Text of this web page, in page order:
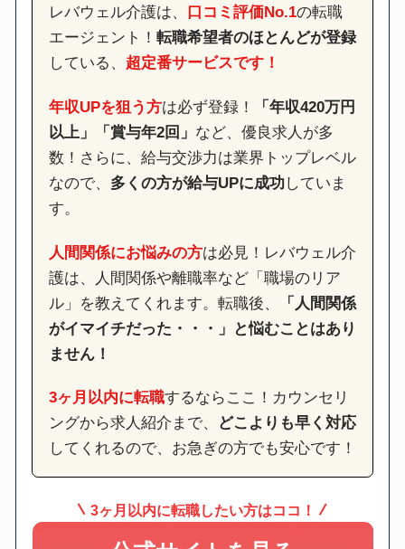
レバウェル介護は、 口コミ評価No.1の転職
エージェント！ 転職希望者のほとんどが登録
している、 超定番サービスです！
年収UPを狙う方は必ず登録！
「年収420万円
以上」「賞与年2回」 など、優良求人が多
数！さらに、給与交渉力は業界トップレベル
なので、 多くの方が給与UPに成功していま
す。
人間関係にお悩みの方は必見！レバウェル介
護は、人間関係や離職率など「職場のリア
ル」を教えてくれます。転職後、
「人間関係
がイマイチだった・・・」と悩むことはあり
ません！
3ヶ月以内に転職するならここ！カウンセリ
ングから求人紹介まで、
どこよりも早く対応
してくれるので、お急ぎの方でも安心です！
3ヶ月以内に転職したい方はココ！